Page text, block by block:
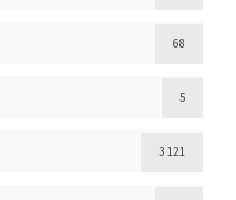
68
5
3 121